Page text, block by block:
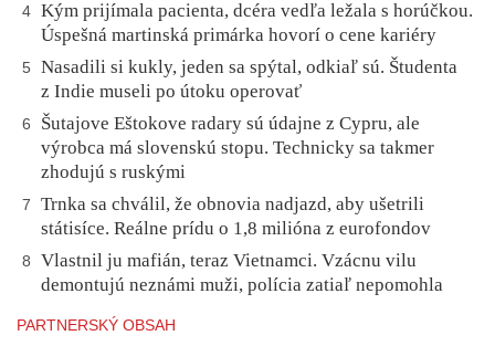
4 Kým prijímala pacienta, dcéra vedľa ležala s horúčkou.
Úspešná martinská primárka hovorí o cene kariéry
5
Nasadili si kukly, jeden sa spýtal, odkiaľ sú. Študenta
z Indie museli po útoku operovať
6
Šutajove Eštokove radary sú údajne z Cypru, ale
výrobca má slovenskú stopu. Technicky sa takmer
zhodujú s ruskými
7
Trnka sa chválil, že obnovia nadjazd, aby ušetrili
státisíce. Reálne prídu o 1,8 milióna z eurofondov
8
Vlastnil ju mafián, teraz Vietnamci. Vzácnu vilu
demontujú neznámi muži, polícia zatiaľ nepomohla
PARTNERSKÝ OBSAH